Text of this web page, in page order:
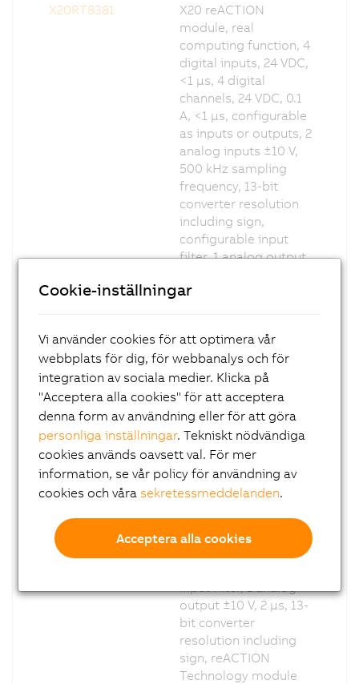
X20RT8381
X20 reACTION
module, real
computing function, 4
digital inputs, 24 VDC,
<1 µs, 4 digital
channels, 24 VDC, 0.1
A, <1 µs, configurable
as inputs or outputs, 2
analog inputs ±10 V,
500 kHz sampling
frequency, 13-bit
converter resolution
including sign,
configurable input
filter, 1 analog output
converter resolution
module
X20RT8401
X20 reACTION
module, 4 digital
inputs, 24 VDC, <1 µs, 4
digital channels, 24
VDC, 0.1 A, <1 µs,
configurable as inputs
or outputs, 1 analog
input ±10 V, 500 kHz
sampling frequency,
13-bit converter
output ±10 V, 2 µs, 13-
bit converter
resolution including
sign, reACTION
Technology module
Cookie-inställningar
Vi använder cookies för att optimera vår
webbplats för dig, för webbanalys och för
integration av sociala medier. Klicka på
"Acceptera alla cookies" för att acceptera
denna form av användning eller för att göra
personliga inställningar. Tekniskt nödvändiga
cookies används oavsett val. För mer
information, se vår policy för användning av
cookies och våra sekretessmeddelanden.
Acceptera alla cookies